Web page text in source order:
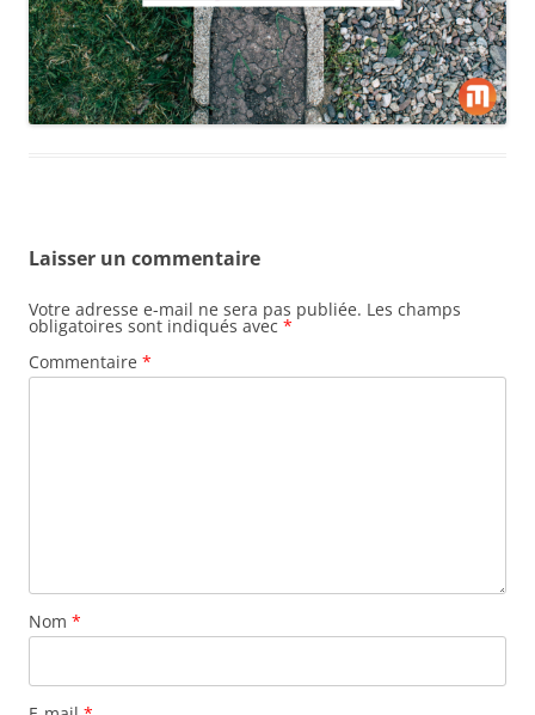
Laisser un commentaire
Votre adresse e-mail ne sera pas publiée. Les champs
obligatoires sont indiqués avec *
Commentaire *
Nom *